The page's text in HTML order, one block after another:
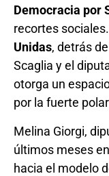
Democracia por
recortes
Unidas, detrás
Scaglia y el
otorga un
por la fuerte
Melina Giorgi,
últimos meses
hacia el modelo